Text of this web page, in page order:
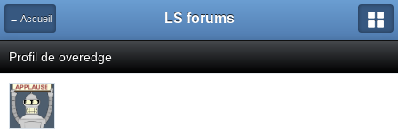
← Accueil LS forums
Profil de overedge